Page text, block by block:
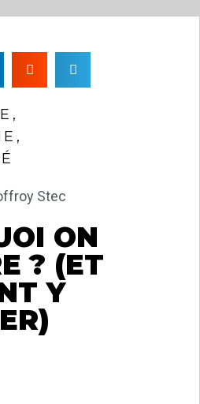
,
,
Stec
ON
? (ET
Y